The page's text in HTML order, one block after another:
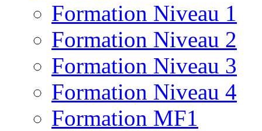
Formation Niveau 1
Formation Niveau 2
Formation Niveau 3
Formation Niveau 4
Formation MF1